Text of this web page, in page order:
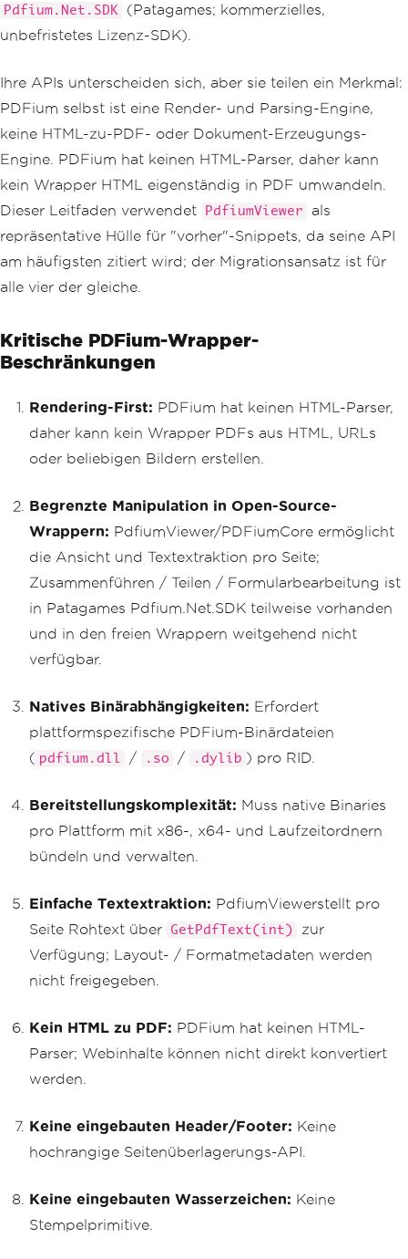
Pdfium.Net.SDK
(Patagames; kommerzielles,
unbefristetes Lizenz-SDK).
Ihre APIs unterscheiden sich, aber sie teilen ein Merkmal:
PDFium selbst ist eine Render- und Parsing-Engine,
keine HTML-zu-PDF- oder Dokument-Erzeugungs-
Engine. PDFium hat keinen HTML-Parser, daher kann
kein Wrapper HTML eigenständig in PDF umwandeln.
Dieser Leitfaden verwendet
PdfiumViewer
als
repräsentative Hülle für "vorher"-Snippets, da seine API
am häufigsten zitiert wird; der Migrationsansatz ist für
alle vier der gleiche.
Kritische PDFium-Wrapper-
Beschränkungen
Rendering-First: PDFium hat keinen HTML-Parser,
daher kann kein Wrapper PDFs aus HTML, URLs
oder beliebigen Bildern erstellen.
Begrenzte Manipulation in Open-Source-
Wrappern: PdfiumViewer/PDFiumCore ermöglicht
die Ansicht und Textextraktion pro Seite;
Zusammenführen / Teilen / Formularbearbeitung ist
in Patagames Pdfium.Net.SDK teilweise vorhanden
und in den freien Wrappern weitgehend nicht
verfügbar.
Natives Binärabhängigkeiten: Erfordert
plattformspezifische PDFium-Binärdateien
( pdfium.dll / .so / .dylib ) pro RID.
Bereitstellungskomplexität: Muss native Binaries
pro Plattform mit x86-, x64- und Laufzeitordnern
bündeln und verwalten.
Einfache Textextraktion: PdfiumViewerstellt pro
Seite Rohtext über GetPdfText(int)
zur
Verfügung; Layout- / Formatmetadaten werden
nicht freigegeben.
Kein HTML zu PDF: PDFium hat keinen HTML-
Parser; Webinhalte können nicht direkt konvertiert
werden.
Keine eingebauten Header/Footer: Keine
hochrangige Seitenüberlagerungs-API.
Keine eingebauten Wasserzeichen: Keine
Stempelprimitive.